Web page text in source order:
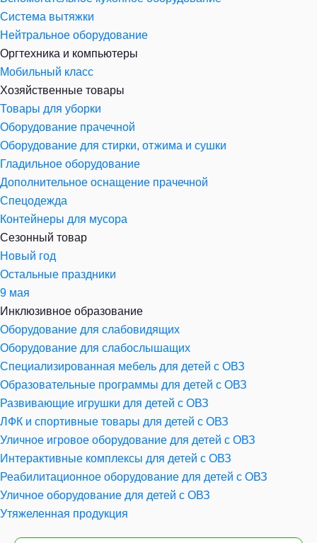
Система вытяжки
Нейтральное оборудование
Оргтехника и компьютеры
Мобильный класс
Хозяйственные товары
Товары для уборки
Оборудование прачечной
Оборудование для стирки, отжима и сушки
Гладильное оборудование
Дополнительное оснащение прачечной
Спецодежда
Контейнеры для мусора
Сезонный товар
Новый год
Остальные праздники
9 мая
Инклюзивное образование
Оборудование для слабовидящих
Оборудование для слабослышащих
Специализированная мебель для детей с ОВЗ
Образовательные программы для детей с ОВЗ
Развивающие игрушки для детей с ОВЗ
ЛФК и спортивные товары для детей с ОВЗ
Уличное игровое оборудование для детей с ОВЗ
Интерактивные комплексы для детей с ОВЗ
Реабилитационное оборудование для детей с ОВЗ
Уличное оборудование для детей с ОВЗ
Утяжеленная продукция